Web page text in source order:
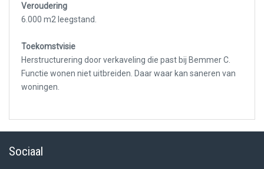
Veroudering
6.000 m2 leegstand.
Toekomstvisie
Herstructurering door verkaveling die past bij Bemmer C.
Functie wonen niet uitbreiden. Daar waar kan saneren van
woningen.
Sociaal